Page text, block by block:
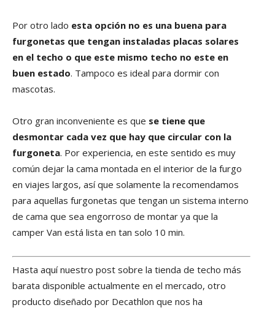
Por otro lado esta opción no es una buena para
furgonetas que tengan instaladas placas solares
en el techo o que este mismo techo no este en
buen estado. Tampoco es ideal para dormir con
mascotas.
Otro gran inconveniente es que se tiene que
desmontar cada vez que hay que circular con la
furgoneta. Por experiencia, en este sentido es muy
común dejar la cama montada en el interior de la furgo
en viajes largos, así que solamente la recomendamos
para aquellas furgonetas que tengan un sistema interno
de cama que sea engorroso de montar ya que la
camper Van está lista en tan solo 10 min.
Hasta aquí nuestro post sobre la tienda de techo más
barata disponible actualmente en el mercado, otro
producto diseñado por Decathlon que nos ha